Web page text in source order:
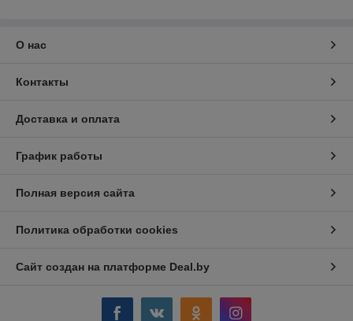
О нас
Контакты
Доставка и оплата
График работы
Полная версия сайта
Политика обработки cookies
Сайт создан на платформе Deal.by